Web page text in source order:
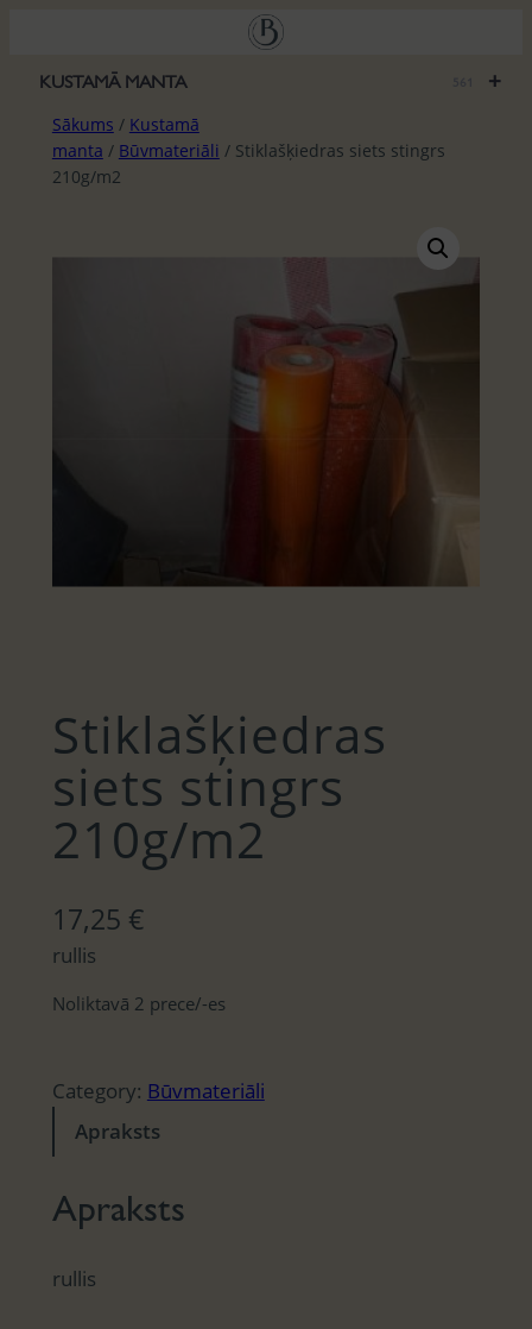
saturu
+
KUSTAMĀ MANTA
Sākums / Kustamā
manta / Būvmateriāli / Stiklašķiedras siets stingrs
210g/m2
Stiklašķiedras
siets stingrs
210g/m2
17,25 €
rullis
Noliktavā 2 prece/-es
Category: Būvmateriāli
Apraksts
Apraksts
rullis